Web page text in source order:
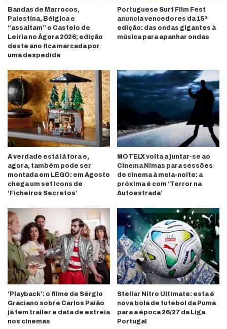
Bandas de Marrocos,
Palestina, Bélgica e
“assaltam” o Castelo de
Leiria no Ágora 2026; edição
deste ano fica marcada por
uma despedida
Portuguese Surf Film Fest
anuncia vencedores da 15ª
edição: das ondas gigantes à
música para apanhar ondas
A verdade está lá fora e,
agora, também pode ser
montada em LEGO: em Agosto
chega um set Icons de
‘Ficheiros Secretos’
MOTELX volta a juntar-se ao
Cinema Nimas para sessões
de cinema à meia-noite: a
próxima é com ‘Terror na
Autoestrada’
‘Playback’: o filme de Sérgio
Graciano sobre Carlos Paião
já tem trailer e data de estreia
nos cinemas
Stellar Nitro Ultimate: esta é
nova bola de futebol da Puma
para a época 26/27 da Liga
Portugal